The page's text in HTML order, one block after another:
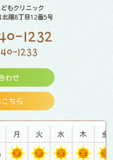
もクリニック
陽8丁目12番5号
1232
1233
わせ
ちら
月 火 水 木 金